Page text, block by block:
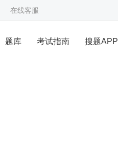
在线客服
题库 考试指南 搜题APP